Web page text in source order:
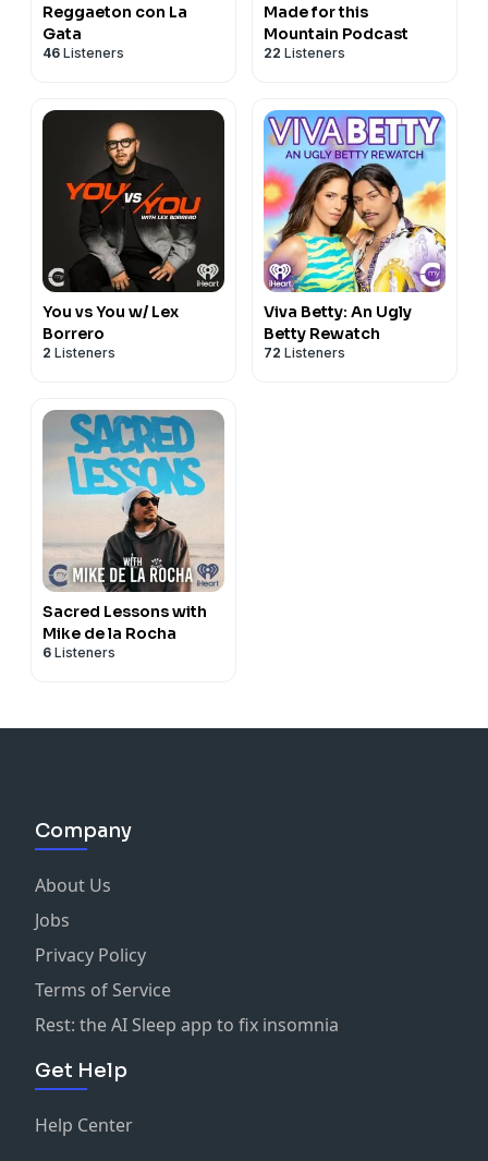
Reggaeton con La
Gata
46 Listeners
Made for this
Mountain Podcast
22 Listeners
You vs You w/ Lex
Borrero
2 Listeners
Viva Betty: An Ugly
Betty Rewatch
72 Listeners
Sacred Lessons with
Mike de la Rocha
6 Listeners
Company
About Us
Jobs
Privacy Policy
Terms of Service
Rest: the AI Sleep app to fix insomnia
Get Help
Help Center